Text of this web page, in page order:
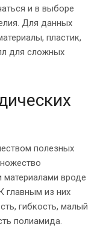
и в выборе
Для данных
пластик,
для сложных
полезных
материалами вроде
главным из них
гибкость, малый
полиамида.